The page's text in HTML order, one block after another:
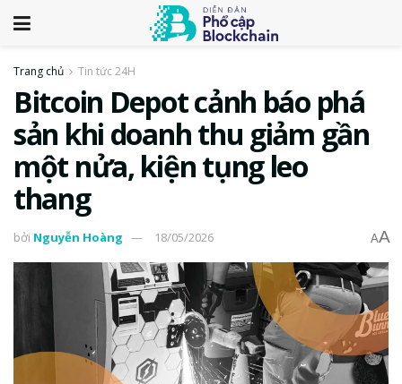
Trang chủ Tin tức 24H
Bitcoin Depot cảnh báo phá
sản khi doanh thu giảm gần
một nửa, kiện tụng leo
thang
bởi Nguyễn Hoàng 18/05/2026 AA